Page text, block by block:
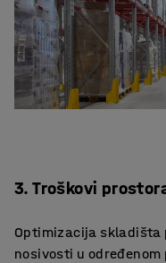
3. Troškovi
Optimizacija skladišta
nosivosti u